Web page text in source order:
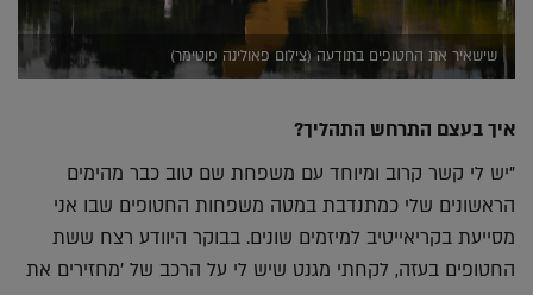
שישאיר את החטופים בתודעה (צילום פאולינה פוטימר)
איך בעצם התרחש התהליך?
"יש לי קשר קרוב ומיוחד עם משפחת שם טוב כבר מהימים
הראשונים שלי כמתנדבת במטה משפחות החטופים שבו אני
מסייעת בקריאייטיב למיזמים שונים. בבוקר היוודע רצח ששת
החטופים בעזה, לקחתי מגנט שיש לי על הרכב של 'מחזירים את